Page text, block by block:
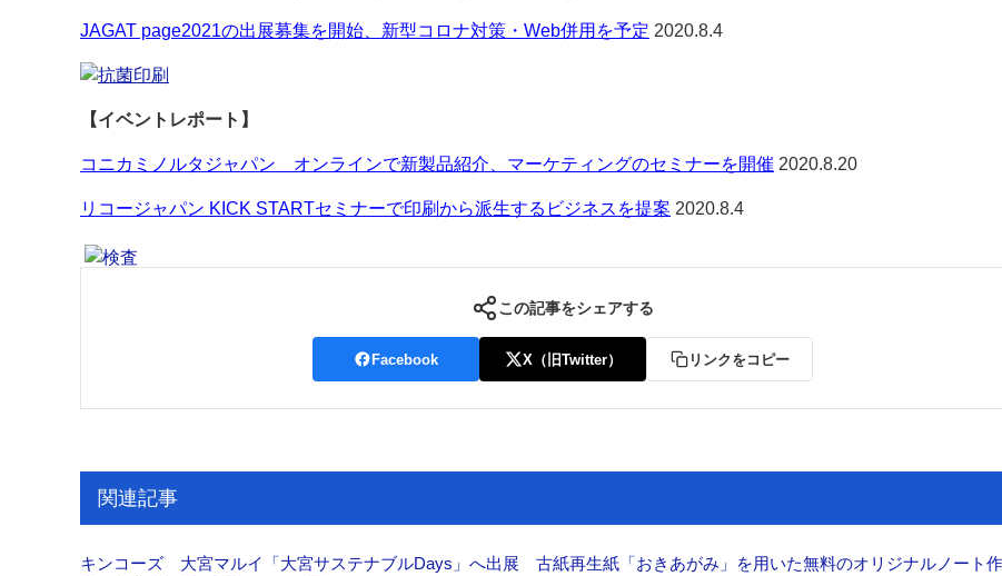
JAGAT page2021の出展募集を開始、新型コロナ対策・Web併用を予定 2020.8.4
【イベントレポート】
コニカミノルタジャパン オンラインで新製品紹介、マーケティングのセミナーを開催 2020.8.20
リコージャパン KICK STARTセミナーで印刷から派生するビジネスを提案 2020.8.4
この記事をシェアする
Facebook X（旧Twitter） リンクをコピー
関連記事
キンコーズ 大宮マルイ「大宮サステナブルDays」へ出展 古紙再生紙「おきあがみ」を用いた無料のオリジナルノート